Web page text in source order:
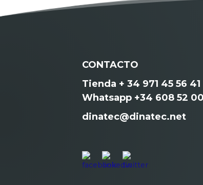
CONTACTO
Tienda + 34 971 45 56 41
Whatsapp +34 608 52
dinatec@dinatec.net